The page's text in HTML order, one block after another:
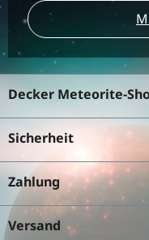
Decker Meteorite-
Sicherheit
Zahlung
Versand